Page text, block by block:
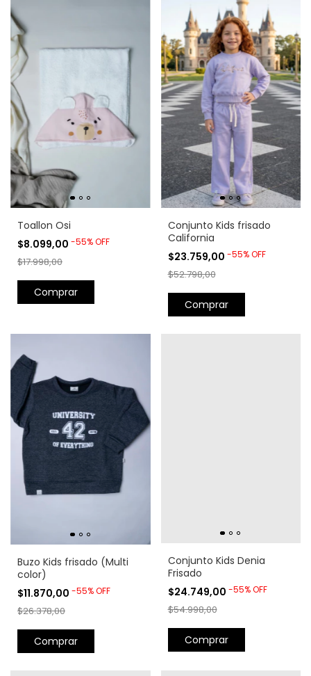
Toallon Osi
$8.099,00 -55%OFF
$17.998,00
Comprar
Conjunto Kids frisado
California
$23.759,00 -55%OFF
$52.798,00
Comprar
Buzo Kids frisado (Multi
color)
$11.870,00 -55%OFF
$26.378,00
Comprar
Conjunto Kids Denia
Frisado
$24.749,00 -55%OFF
$54.998,00
Comprar